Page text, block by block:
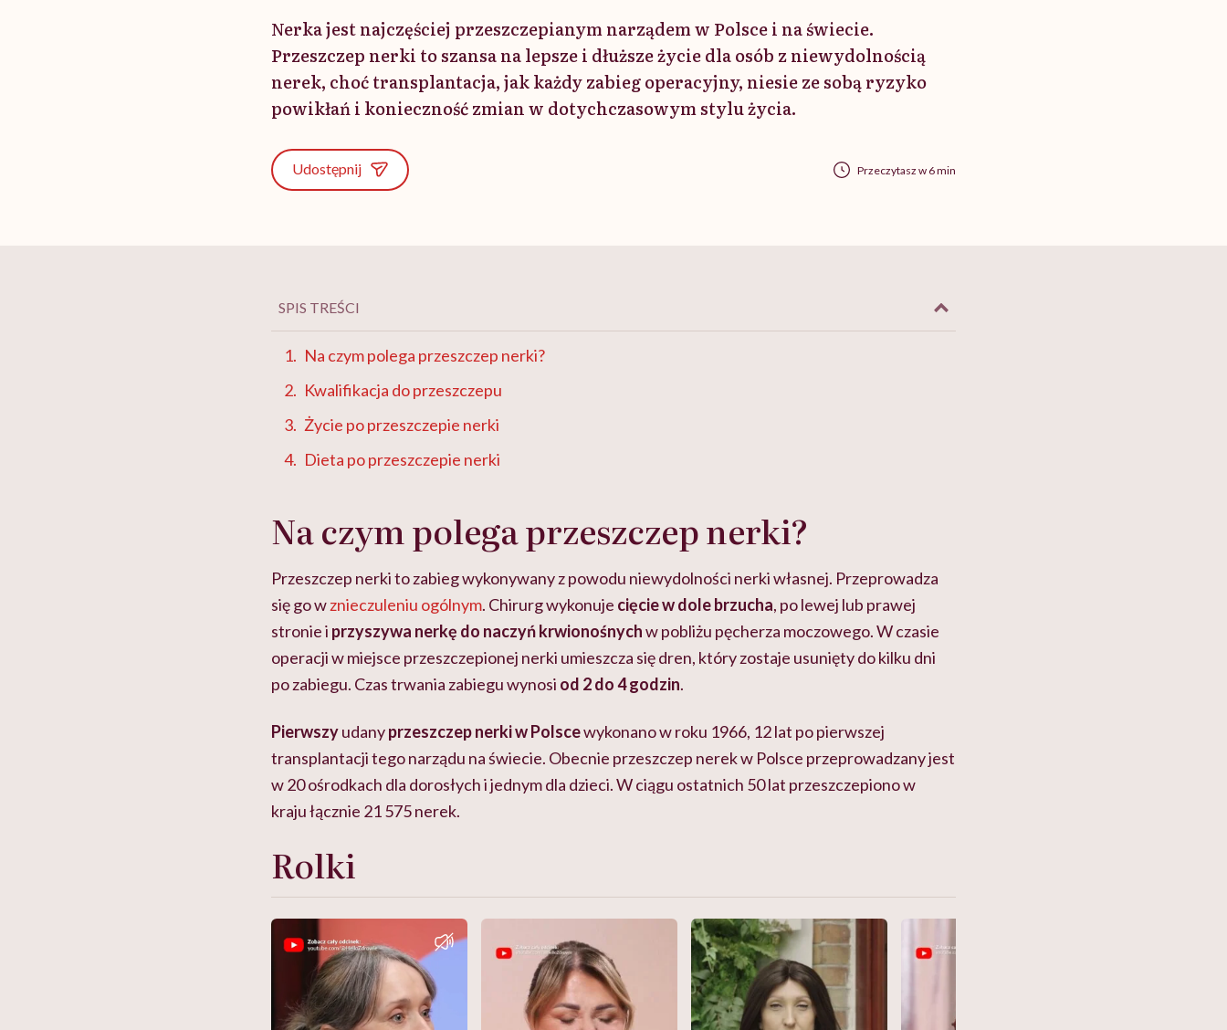
Nerka jest najczęściej przeszczepianym narządem w Polsce i na świecie.
Przeszczep nerki to szansa na lepsze i dłuższe życie dla osób z niewydolnością
nerek, choć transplantacja, jak każdy zabieg operacyjny, niesie ze sobą ryzyko
powikłań i konieczność zmian w dotychczasowym stylu życia.
Udostępnij Przeczytasz w 6 min
SPIS TREŚCI
Na czym polega przeszczep nerki?
Kwalifikacja do przeszczepu
Życie po przeszczepie nerki
Dieta po przeszczepie nerki
Na czym polega przeszczep nerki?
Przeszczep nerki to zabieg wykonywany z powodu niewydolności nerki własnej. Przeprowadza
się go wznieczuleniu ogólnym. Chirurg wykonuje cięcie w dole brzucha, po lewej lub prawej
stronie i przyszywa nerkę do naczyń krwionośnychw pobliżu pęcherza moczowego. W czasie
operacji w miejsce przeszczepionej nerki umieszcza się dren, który zostaje usunięty do kilku dni
po zabiegu. Czas trwania zabiegu wynosi od 2 do 4 godzin.
Pierwszyudanyprzeszczep nerki w Polscewykonano w roku 1966, 12 lat po pierwszej
transplantacji tego narządu na świecie. Obecnie przeszczep nerek w Polsce przeprowadzany jest
w 20 ośrodkach dla dorosłych i jednym dla dzieci. W ciągu ostatnich 50 lat przeszczepiono w
krajułącznie 21 575 nerek.
Rolki